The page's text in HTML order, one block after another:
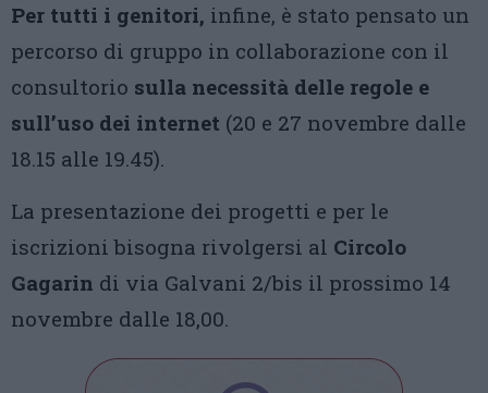
Per tutti i genitori, infine, è stato pensato un
percorso di gruppo in collaborazione con il
consultorio sulla necessità delle regole e
sull’uso dei internet (20 e 27 novembre dalle
18.15 alle 19.45).
La presentazione dei progetti e per le
iscrizioni bisogna rivolgersi al Circolo
Gagarin di via Galvani 2/bis il prossimo 14
novembre dalle 18,00.